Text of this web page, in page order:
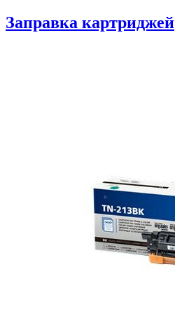
Заправка картриджей